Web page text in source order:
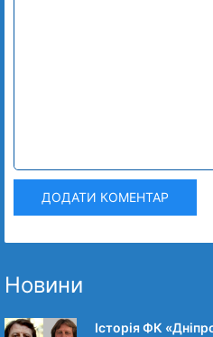
ДОДАТИ КОМЕНТАР
Новини
Історія ФК